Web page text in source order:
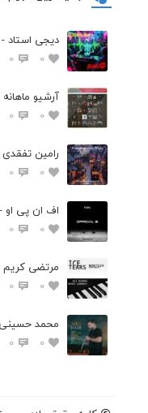
دیجی استاد
0
0
آرشیو ماهانه آذر
0
0
رامین
0
0
اف ان پی او -
0
0
مرتضی
0
0
محمد حسینی
0
0